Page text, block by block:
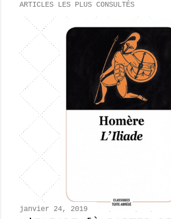
g
t
r
c
m
n
ARTICLES LES PLUS CONSULTÉS
janvier 24, 2019